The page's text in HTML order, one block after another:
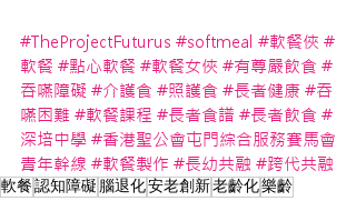
#TheProjectFuturus #softmeal #軟餐俠 #
軟餐 #點心軟餐 #軟餐女俠 #有尊嚴飲食 #
吞嚥障礙 #介護食 #照護食 #長者健康 #吞
嚥困難 #軟餐課程 #長者食譜 #長者飲食 #
深培中學 #香港聖公會屯門綜合服務賽馬會
青年幹線 #軟餐製作 #長幼共融 #跨代共融
軟餐認知障礙腦退化安老創新老齡化樂齡